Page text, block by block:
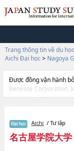
Trang thông tin về du
Aichi Đại học > Nagoya
Được đồng vận hành
Benesse Corporation,
khoảng 1.300 trường
thông tin cần thiết
EconomicshoặcNgành
Sports and
Aichi / Tư lập
名古屋学院大学